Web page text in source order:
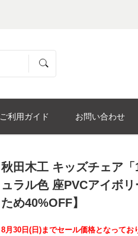
ご利用ガイド お問い合わせ
秋田木工 キッズチェア
ュラル色 座PVCアイボ
ため40%OFF】
8月30日(日)までセール価格となってお